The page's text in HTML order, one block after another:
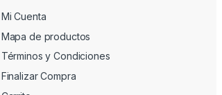
Mi Cuenta
Mapa de productos
Términos y Condiciones
Finalizar Compra